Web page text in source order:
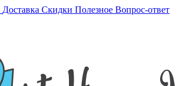
Доставка Скидки Полезное Вопрос-ответ